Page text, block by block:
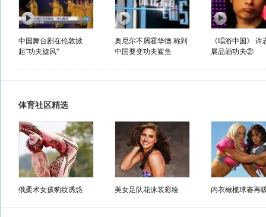
中国舞台剧在伦敦掀
起"功夫旋风"
奥尼尔不屑霍华德 称到
中国要变功夫鲨鱼
《唱游中国》 许
展品酒功夫②
体育社区精选
俄柔术女孩豹纹诱惑 美女足队花泳装彩绘 内衣橄榄球赛再